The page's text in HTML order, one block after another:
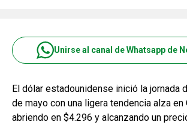
Unirse al canal de Whatsapp de
El dólar estadounidense inició la jornada
de mayo con una ligera tendencia alza en
abriendo en $4.296 y alcanzando un